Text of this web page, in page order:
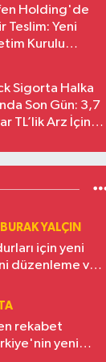
Holding'de
Teslim: Yeni
Kurulu
Sigorta Halka
Son Gün: 3,7
TL’lik Arz İçin
YALÇIN
için yeni
düzenleme ve
rekabet
yeni